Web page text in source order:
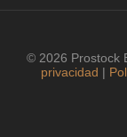
© 2026 Prostock
privacidad |